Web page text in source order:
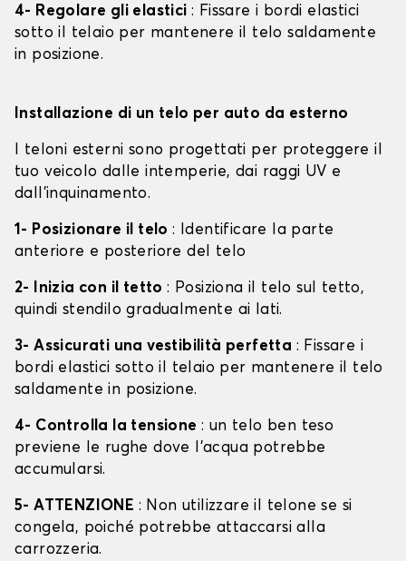
4- Regolare gli elastici : Fissare i bordi elastici
sotto il telaio per mantenere il telo saldamente
in posizione.
Installazione di un telo per auto da esterno
I teloni esterni sono progettati per proteggere il
tuo veicolo dalle intemperie, dai raggi UV e
dall'inquinamento.
1- Posizionare il telo: Identificare la parte
anteriore e posteriore del telo
2- Inizia con il tetto: Posiziona il telo sul tetto,
quindi stendilo gradualmente ai lati.
3- Assicurati una vestibilità perfetta : Fissare i
bordi elastici sotto il telaio per mantenere il telo
saldamente in posizione.
4- Controlla la tensione : un telo ben teso
previene le rughe dove l'acqua potrebbe
accumularsi.
5- ATTENZIONE : Non utilizzare il telone se si
congela, poiché potrebbe attaccarsi alla
carrozzeria.